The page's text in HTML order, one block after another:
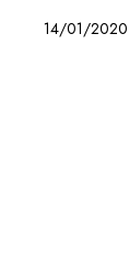
14/01/2020